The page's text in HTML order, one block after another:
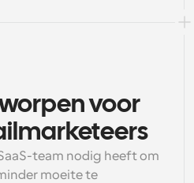
voor
team nodig heeft om
moeite te